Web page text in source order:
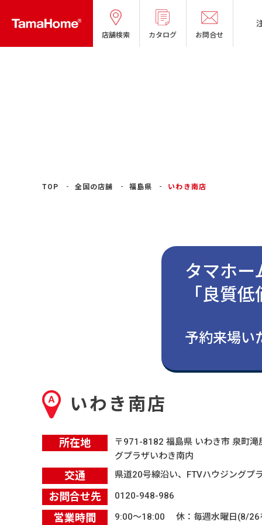
店舗検索 カタログ お問合せ
よくあるご質問
TOP 全国の店舗 福島県 いわき南店
タマホー
「良質
予約来場い
いわき南店
所在地
〒971-8182 福島県 いわき市 泉町
グプラザいわき南内
交通 県道20号線沿い、FTVハウジングプ
お問合せ先 0120-948-986
営業時間 9:00〜18:00 休：毎週水曜日(8/26